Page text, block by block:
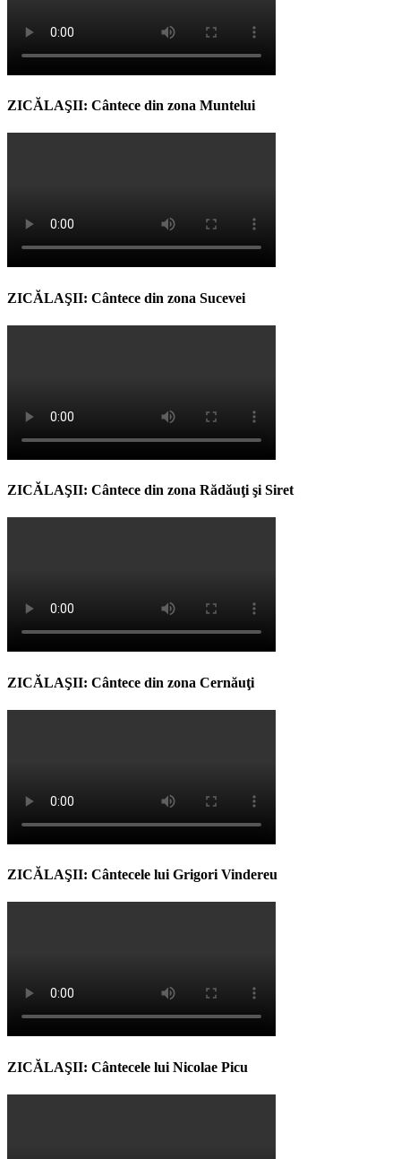
ZICĂLAŞII: Cântece din zona Muntelui
ZICĂLAŞII: Cântece din zona Sucevei
ZICĂLAŞII: Cântece din zona Rădăuţi şi Siret
ZICĂLAŞII: Cântece din zona Cernăuţi
ZICĂLAŞII: Cântecele lui Grigori Vindereu
ZICĂLAŞII: Cântecele lui Nicolae Picu